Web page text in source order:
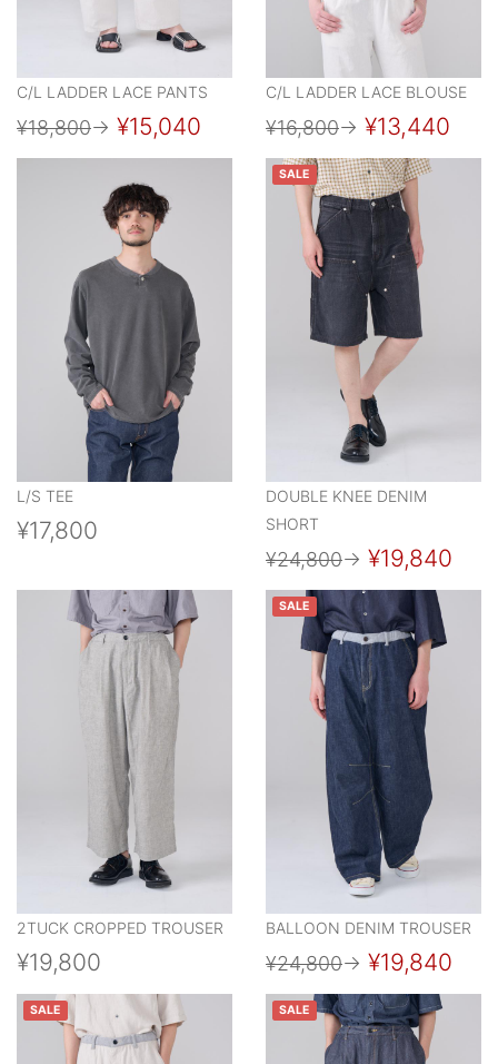
C/L LADDER LACE PANTS
¥18,800→ ¥15,040
C/L LADDER LACE BLOUSE
¥16,800→ ¥13,440
L/S TEE
¥17,800
SALE
DOUBLE KNEE DENIM
SHORT
¥24,800→ ¥19,840
2TUCK CROPPED TROUSER
¥19,800
SALE
BALLOON DENIM TROUSER
¥24,800→ ¥19,840
SALE SALE